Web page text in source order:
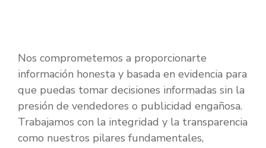
Nos comprometemos a proporcionarte
información honesta y basada en evidencia para
que puedas tomar decisiones informadas sin la
presión de vendedores o publicidad engañosa.
Trabajamos con la integridad y la transparencia
como nuestros pilares fundamentales,